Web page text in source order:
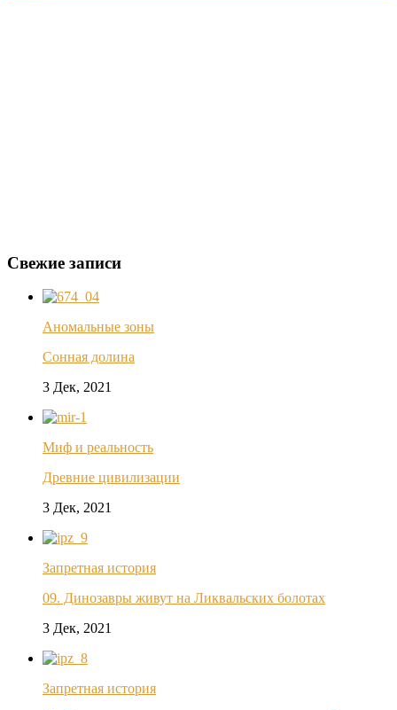
Свежие записи
Аномальные зоны
Сонная долина
3 Дек, 2021
Миф и реальность
Древние цивилизации
3 Дек, 2021
Запретная история
09. Динозавры живут на Ликвальских болотах
3 Дек, 2021
Запретная история